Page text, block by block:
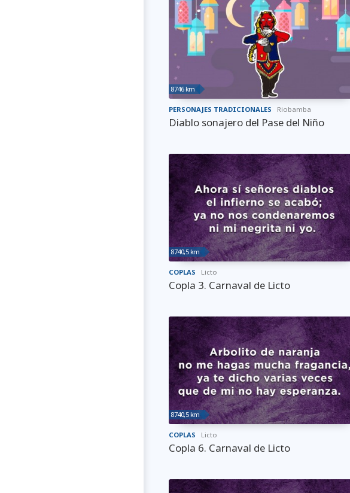
8746 km
PERSONAJES TRADICIONALES Riobamba
Diablo sonajero del Pase del Niño
8740,5 km
COPLAS Licto
Copla 3. Carnaval de Licto
8740,5 km
COPLAS Licto
Copla 6. Carnaval de Licto